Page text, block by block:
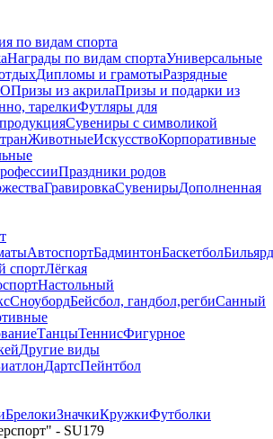
по видам спорта
Награды по видам спортаУниверсальные
Дипломы и грамотыРазрядные
Призы из акрилаПризы и подарки из
тарелкиФутляры для
Сувениры с символикой
ЖивотныеИскусствоКорпоративные
Праздники родов
ГравировкаСувенирыДополненная
АвтоспортБадминтонБаскетболБильярд
спортЛёгкая
Настольный
СноубордБейсбол, гандбол,регбиСанный
ТанцыТеннисФигурное
Другие виды
ДартсПейнтбол
БрелокиЗначкиКружкиФутболки
- SU179